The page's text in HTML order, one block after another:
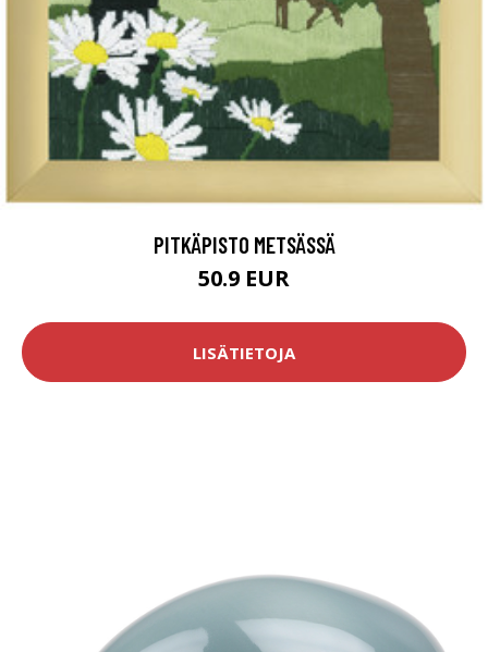
PITKÄPISTO METSÄSSÄ
50.9 EUR
LISÄTIETOJA